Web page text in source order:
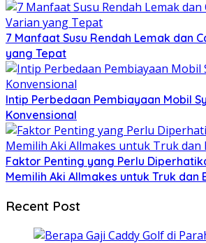
7 Manfaat Susu Rendah Lemak dan
yang Tepat
Intip Perbedaan Pembiayaan Mobil
Konvensional
Faktor Penting yang Perlu
Memilih Aki Allmakes untuk Truk dan
Recent Post